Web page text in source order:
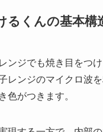
るくんの基本構
ンジでも焼き目をつ
レンジのマイクロ波
色がつきます。